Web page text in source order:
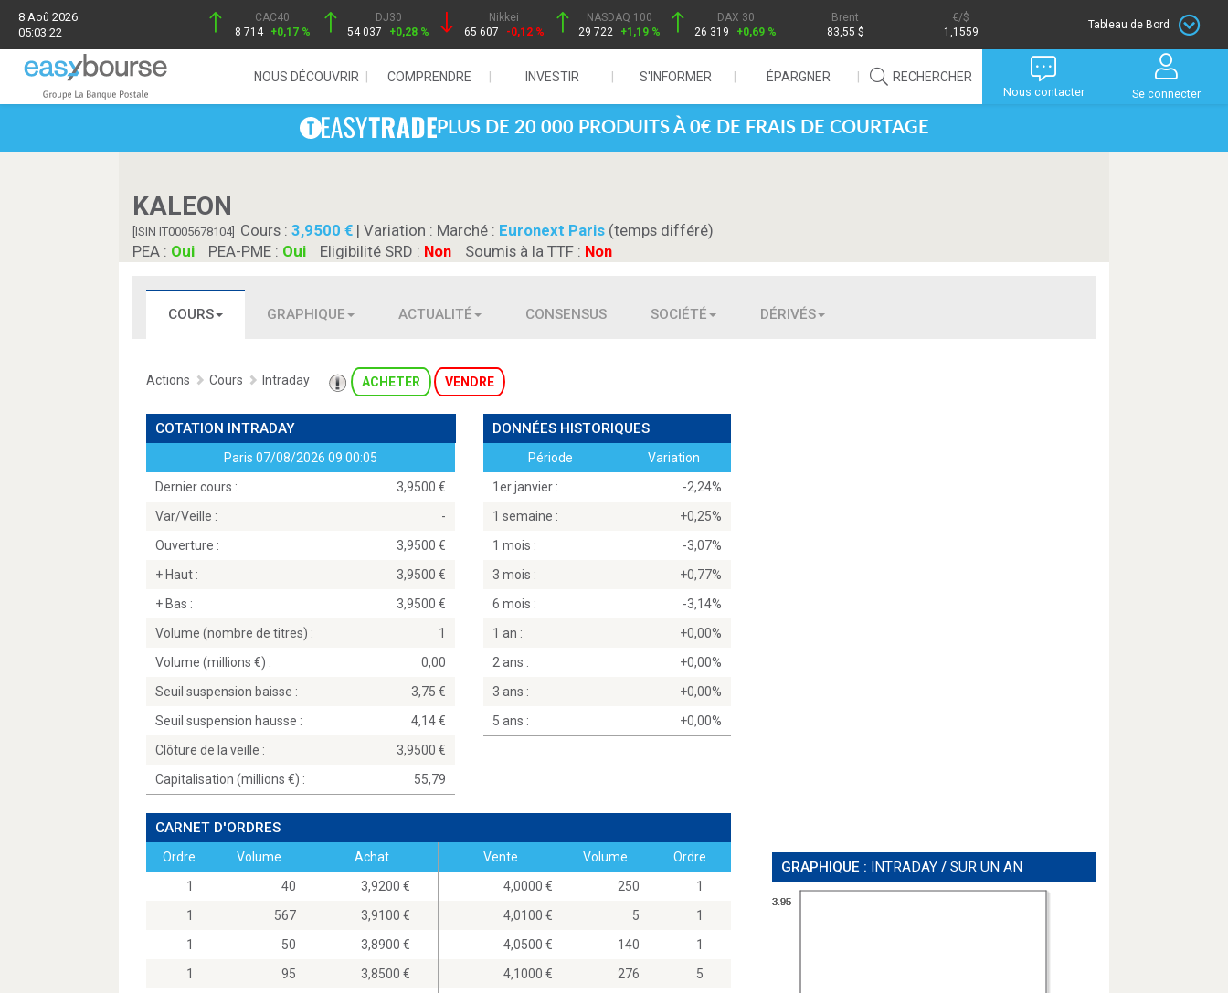
8 Aoû 2026
05:03:22
CAC40
8 714 +0,17 %
DJ30
54 037
+0,28 %
Nikkei
65 607
-0,12 %
NASDAQ 100
29 722
+1,19 %
DAX 30
26 319
+0,69 %
Brent
83,55 $
/$
1,1559
Tableau de Bord
NOUS DÉCOUVRIR COMPRENDRE INVESTIR S'INFORMER ÉPARGNER RECHERCHER
Nous contacter Se connecter
PLUS DE 20 000 PRODUITS À 0€ DE FRAIS DE COURTAGE
KALEON
[ISIN IT0005678104] Cours : 3,9500 | Variation : Marché : Euronext Paris (temps différé)
PEA : Oui PEA-PME : Oui Eligibilité SRD : Non Soumis à la TTF : Non
COURS GRAPHIQUE ACTUALITÉ CONSENSUS SOCIÉTÉ DÉRIVÉS
Actions Cours Intraday ACHETER VENDRE
COTATION INTRADAY
Paris 07/08/2026 09:00:05
Dernier cours :
3,9500
Var/Veille :
-
Ouverture :
3,9500
+ Haut :
3,9500
+ Bas :
3,9500
Volume (nombre de titres) :
1
Volume (millions
) :
0,00
Seuil suspension baisse :
3,75
Seuil suspension hausse :
4,14
Clôture de la veille :
3,9500
Capitalisation (millions
) : 55,79
DONNÉES HISTORIQUES
Période
Variation
1er janvier :
-2,24%
1 semaine :
+0,25%
1 mois :
-3,07%
3 mois :
+0,77%
6 mois :
-3,14%
1 an :
+0,00%
2 ans :
+0,00%
3 ans :
+0,00%
5 ans :
+0,00%
CARNET D'ORDRES
Ordre Volume
Achat
1
40
3,9200
1
567
3,9100
1
50
3,8900
1
95
3,8500
Vente Volume
Ordre
4,0000
250
1
4,0100
5
1
4,0500
140
1
4,1000
276
5
GRAPHIQUE : INTRADAY /SUR UN AN
3.95
3.95
3.95
3.95